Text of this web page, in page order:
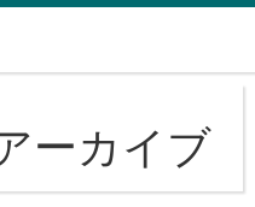
ーカイブ